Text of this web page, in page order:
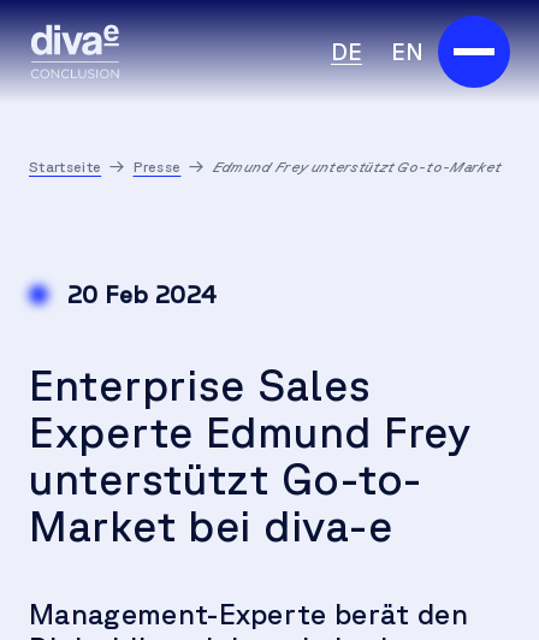
DE EN
Über uns
Insights
Karriere
Startseite Presse Edmund Frey unterstützt Go-to-Market
20 Feb 2024
Enterprise Sales
Experte Edmund Frey
unterstützt Go-to-
Market bei diva-e
Management-Experte berät den